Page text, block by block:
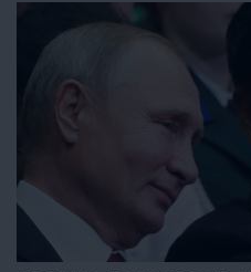
30% da economia mundial
Trata-se de uma grande
intersectar-se com várias
geoeconomia mas também
comunicação corporativa
a não ser para dizer que se
China contra “o Ocidente”.
olhar-se como o centro do
colonialmente como tal.
mundo, continua a deslizar
Oriente.